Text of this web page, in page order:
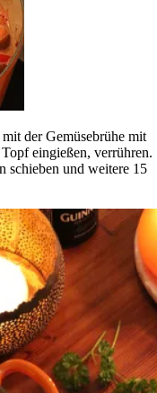
der Gemüsebrühe mit
eingießen, verrühren.
schieben und weitere 15